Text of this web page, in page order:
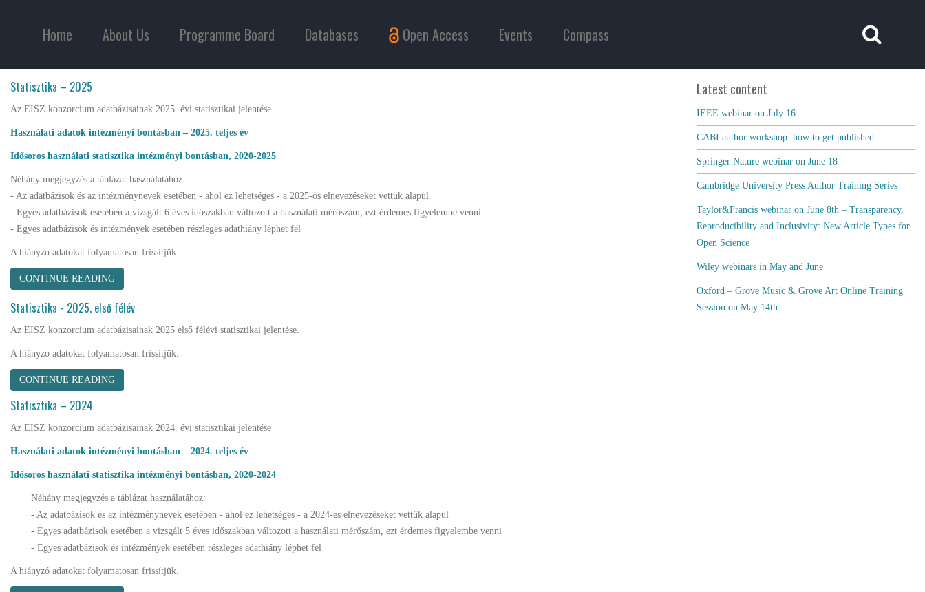
Home About Us Programme Board Databases Open Access Events Compass
Statisztika – 2025
Az EISZ konzorcium adatbázisainak 2025. évi statisztikai jelentése.
Használati adatok intézményi bontásban – 2025. teljes év
Idősoros használati statisztika intézményi bontásban, 2020-2025
Néhány megjegyzés a táblázat használatához:
- Az adatbázisok és az intézménynevek esetében - ahol ez lehetséges - a 2025-ös elnevezéseket vettük alapul
- Egyes adatbázisok esetében a vizsgált 6 éves időszakban változott a használati mérőszám, ezt érdemes figyelembe venni
- Egyes adatbázisok és intézmények esetében részleges adathiány léphet fel
A hiányzó adatokat folyamatosan frissítjük.
CONTINUE READING
Statisztika - 2025. első félév
Az EISZ konzorcium adatbázisainak 2025 első félévi statisztikai jelentése.
A hiányzó adatokat folyamatosan frissítjük.
CONTINUE READING
Statisztika – 2024
Az EISZ konzorcium adatbázisainak 2024. évi statisztikai jelentése
Használati adatok intézményi bontásban – 2024. teljes év
Idősoros használati statisztika intézményi bontásban, 2020-2024
Néhány megjegyzés a táblázat használatához:
- Az adatbázisok és az intézménynevek esetében - ahol ez lehetséges - a 2024-es elnevezéseket vettük alapul
- Egyes adatbázisok esetében a vizsgált 5 éves időszakban változott a használati mérőszám, ezt érdemes figyelembe venni
- Egyes adatbázisok és intézmények esetében részleges adathiány léphet fel
A hiányzó adatokat folyamatosan frissítjük.
Latest content
IEEE webinar on July 16
CABI author workshop: how to get published
Springer Nature webinar on June 18
Cambridge University Press Author Training Series
Taylor&Francis webinar on June 8th – Transparency,
Reproducibility and Inclusivity: New Article Types for
Open Science
Wiley webinars in May and June
Oxford – Grove Music & Grove Art Online Training
Session on May 14th